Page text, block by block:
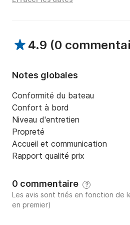
Le dépôt de garantie est
dépassant le montant de la
Contactez-moi ici sur CLICK-
expérience inoubliable avec
à bord de ce fantastique WAVE
4.9 (0
Notes globales
Conformité du bateau
Confort à bord
Niveau d'entretien
Propreté
Accueil et communication
Rapport qualité prix
0 commentaire ?
Les avis sont triés en fonction de
en premier)